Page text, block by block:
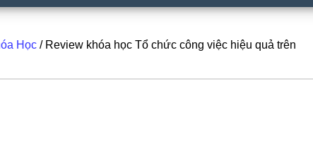
Học /Review khóa học Tổ chức công việc hiệu quả trên